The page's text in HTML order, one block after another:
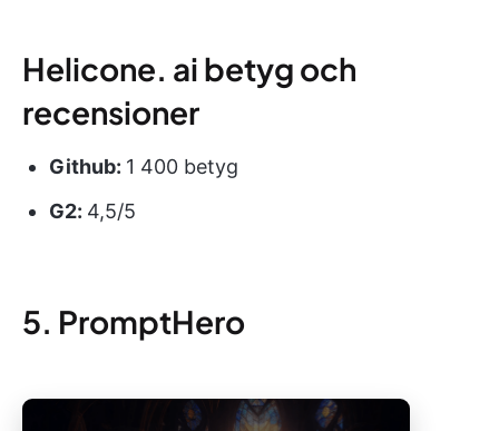
Helicone. ai betyg och
recensioner
Github: 1 400 betyg
G2: 4,5/5
5. PromptHero